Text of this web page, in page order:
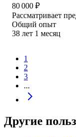
80 000 ₽
Рассматривает
Общий опыт
38 лет 1 месяц
1
2
3
...
Другие